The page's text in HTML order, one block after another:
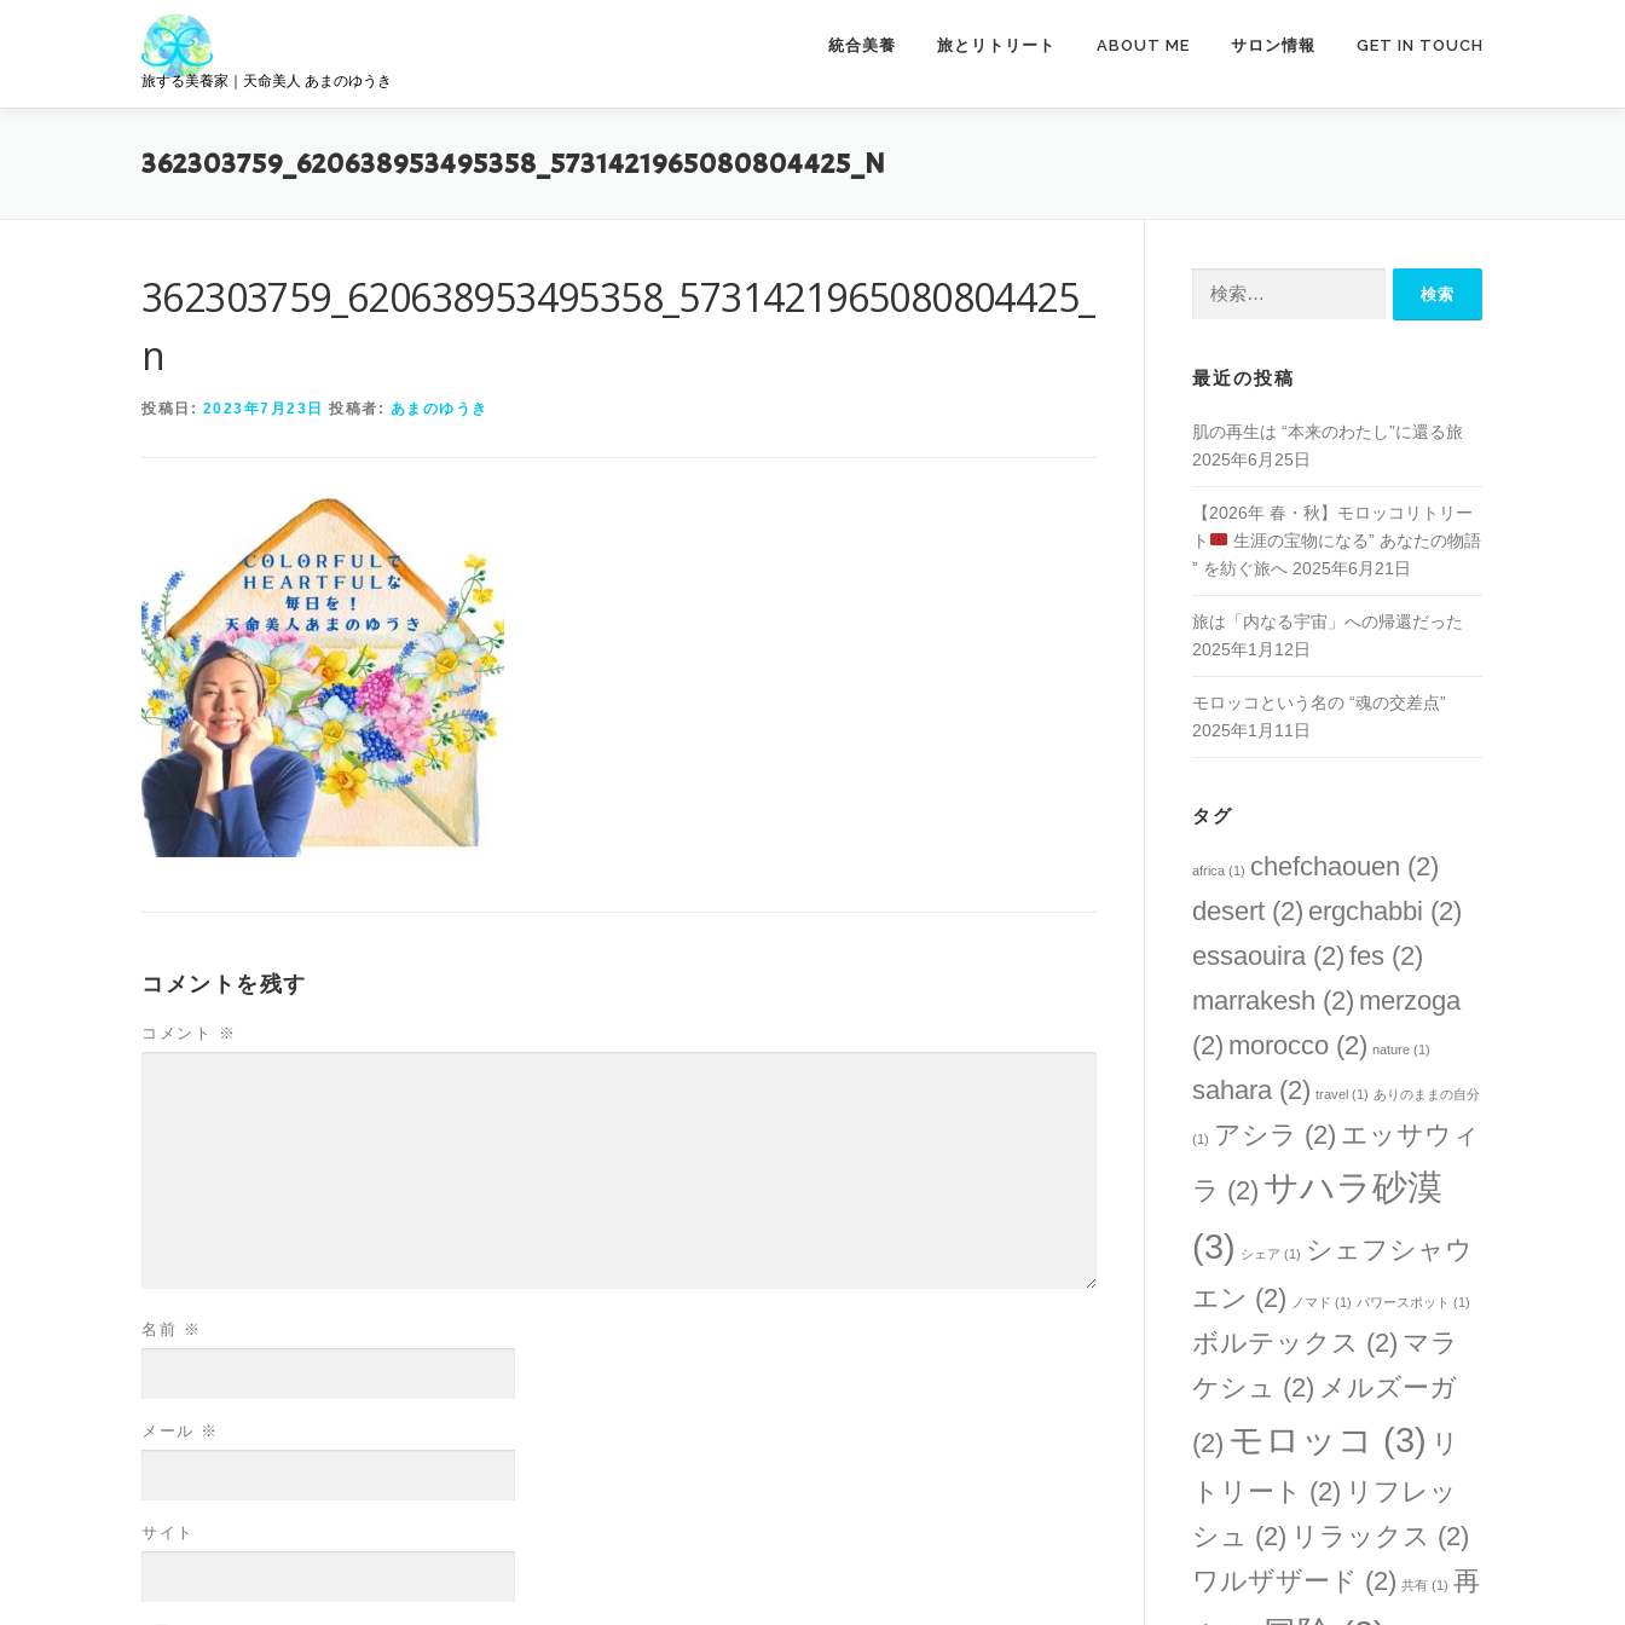
旅する美養家｜天命美人 あまのゆうき
統合美養 旅とリトリート ABOUT ME サロン情報 GET IN TOUCH
362303759_620638953495358_5731421965080804425_N
362303759_620638953495358_5731421965080804425_
n
投稿日: 2023年7月23日 投稿者: あまのゆうき
コメントを残す
コメント ※
名前 ※
メール ※
サイト
最近の投稿
肌の再生は “本来のわたし”に還る旅
2025年6月25日
【2026年 春・秋】モロッコリトリー
ト
生涯の宝物になる” あなたの物語
” を紡ぐ旅へ 2025年6月21日
旅は「内なる宇宙」への帰還だった
2025年1月12日
モロッコという名の “魂の交差点”
2025年1月11日
タグ
africa (1) chefchaouen (2)
desert (2) ergchabbi (2)
essaouira(2) fes (2)
marrakesh (2) merzoga
(2) morocco (2) nature (1)
sahara(2) travel (1) ありのままの自分
(1) アシラ (2) エッサウィ
ラ (2) サハラ砂漠
(3) シェア (1) シェフシャウ
エン (2) ノマド (1) パワースポット (1)
ボルテックス (2) マラ
ケシュ (2) メルズーガ
(2) モロッコ (3) リ
トリート (2) リフレッ
シュ (2) リラックス (2)
ワルザザード (2) 共有 (1) 再